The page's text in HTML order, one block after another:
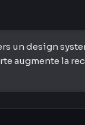
un design
la